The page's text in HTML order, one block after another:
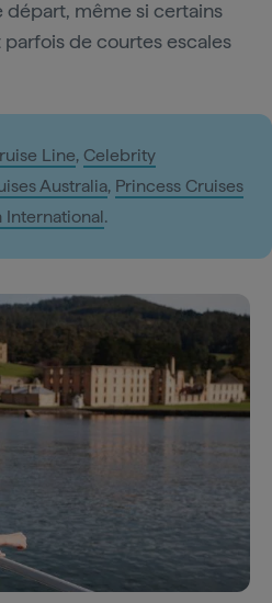
même si certains
de courtes escales
Line, Celebrity
Australia, Princess Cruises
International.